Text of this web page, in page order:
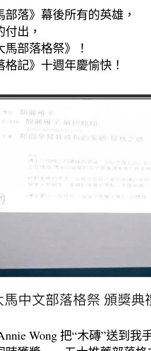
部落》幕後所有的英雄，
出，
部落格祭》！
格記》十週年慶愉快！
Wong 把“木磚”送到我